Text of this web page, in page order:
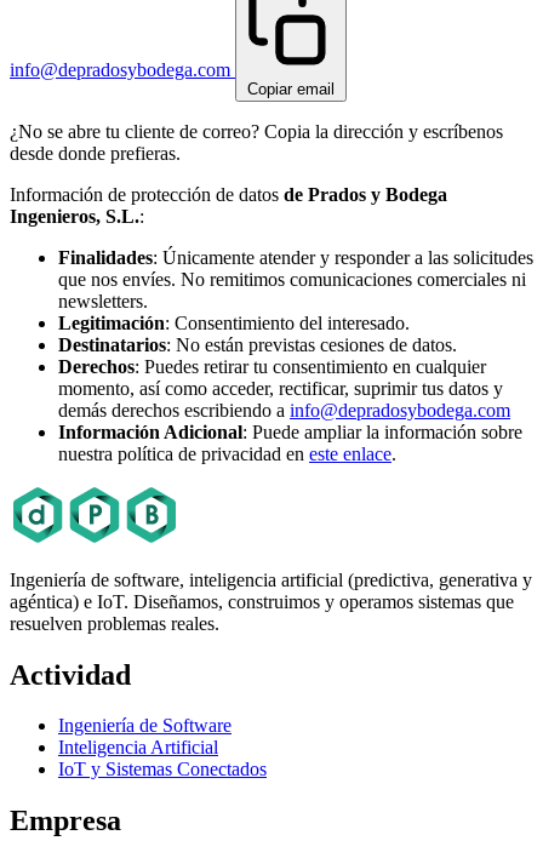
info@depradosybodega.com
Copiar email
¿No se abre tu cliente de correo? Copia la dirección y escríbenos
desde donde prefieras.
Información de protección de datos de Prados y Bodega
Ingenieros, S.L.:
Finalidades: Únicamente atender y responder a las solicitudes
que nos envíes. No remitimos comunicaciones comerciales ni
newsletters.
Legitimación: Consentimiento del interesado.
Destinatarios: No están previstas cesiones de datos.
Derechos: Puedes retirar tu consentimiento en cualquier
momento, así como acceder, rectificar, suprimir tus datos y
demás derechos escribiendo a info@depradosybodega.com
Información Adicional: Puede ampliar la información sobre
nuestra política de privacidad en este enlace.
Ingeniería de software, inteligencia artificial (predictiva, generativa y
agéntica) e IoT. Diseñamos, construimos y operamos sistemas que
resuelven problemas reales.
Actividad
Ingeniería de Software
Inteligencia Artificial
IoT y Sistemas Conectados
Empresa